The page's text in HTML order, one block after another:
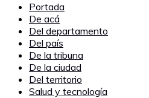
Portada
De acá
Del departamento
Del país
De la tribuna
De la ciudad
Del territorio
Salud y tecnología